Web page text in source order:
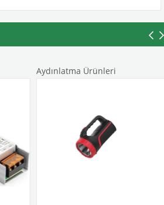
Aydınlatma Ürünleri